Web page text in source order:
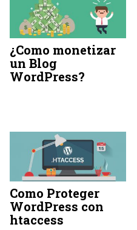
¿Como monetizar
un Blog
WordPress?
Como Proteger
WordPress con
htaccess